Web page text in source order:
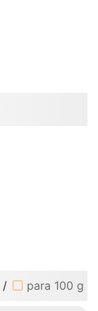
/ para 100 g